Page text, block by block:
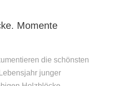
Momente
die schönsten
junger